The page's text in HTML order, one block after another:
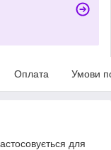
Оплата Умови
для